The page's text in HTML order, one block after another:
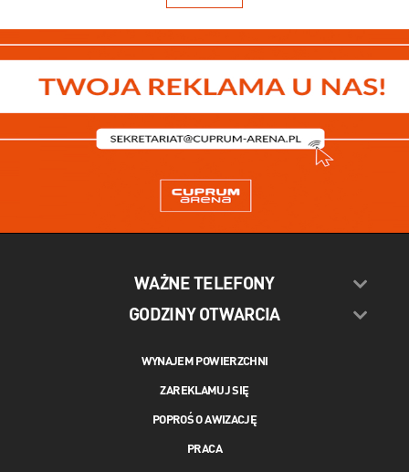
WAŻNE TELEFONY
GODZINY OTWARCIA
WYNAJEM POWIERZCHNI
ZAREKLAMUJ SIĘ
POPROŚ O AWIZACJĘ
PRACA